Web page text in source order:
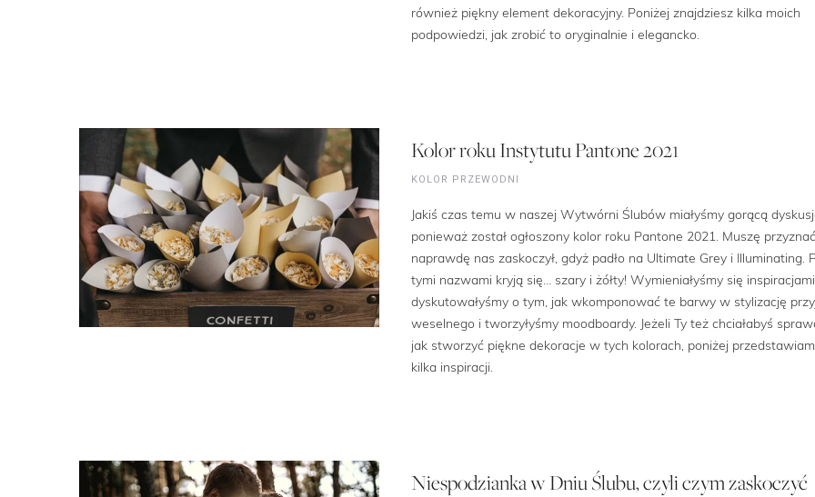
również piękny element dekoracyjny. Poniżej znajdziesz kilka moich
podpowiedzi, jak zrobić to oryginalnie i elegancko.
Kolor roku Instytutu Pantone 2021
KOLOR PRZEWODNI
Jakiś czas temu w naszej Wytwórni Ślubów miałyśmy gorącą
ponieważ został ogłoszony kolor roku Pantone 2021. Muszę
naprawdę nas zaskoczył, gdyż padło na Ultimate Grey i Illuminating.
tymi nazwami kryją się… szary i żółty! Wymieniałyśmy się inspiracjami,
dyskutowałyśmy o tym, jak wkomponować te barwy w stylizację
weselnego i tworzyłyśmy moodboardy. Jeżeli Ty też chciałabyś
jak stworzyć piękne dekoracje w tych kolorach, poniżej
kilka inspiracji.
Niespodzianka w Dniu Ślubu, czyli czym zaskoczyć